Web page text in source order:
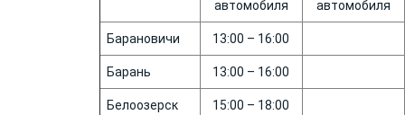
автомобиля
автомобиля
Барановичи 13:00 – 16:00
Барань 13:00 – 16:00
Белоозерск 15:00 – 18:00